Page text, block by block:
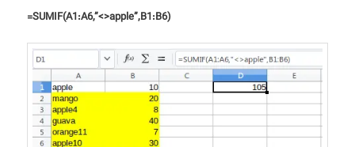
=SUMIF(A1:A6,”<>apple”,B1:B6)